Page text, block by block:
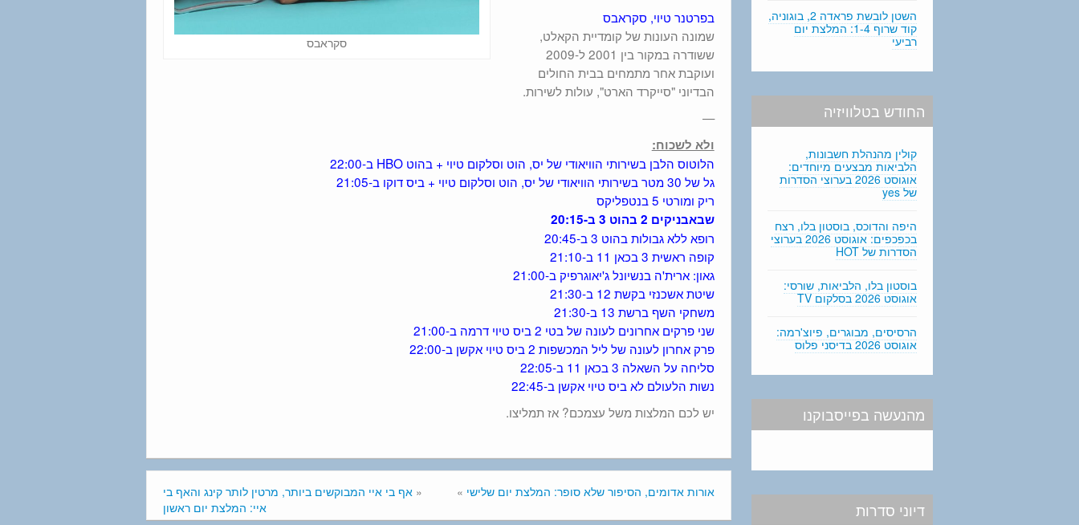
סקראבס
בפרטנר טיוי, סקראבס
שמונה העונות של קומדיית הקאלט,
ששודרה במקור בין 2001 ל-2009
ועוקבת אחר מתמחים בבית החולים
הבדיוני "סייקרד הארט", עולות לשירות.
—
ולא לשכוח:
הלוטוס הלבן בשירותי הוויאודי של יס, הוט וסלקום טיוי + בהוט HBO ב-22:00
גל של 30 מטר בשירותי הוויאודי של יס, הוט וסלקום טיוי + ביס דוקו ב-21:05
ריק ומורטי 5 בנטפליקס
שבאבניקים 2 בהוט 3 ב-20:15
רופא ללא גבולות בהוט 3 ב-20:45
קופה ראשית 3 בכאן 11 ב-21:10
גאון: ארית'ה בנשיונל ג'יאוגרפיק ב-21:00
שיטת אשכנזי בקשת 12 ב-21:30
משחקי השף ברשת 13 ב-21:30
שני פרקים אחרונים לעונה של בטי 2 ביס טיוי דרמה ב-21:00
פרק אחרון לעונה של ליל המכשפות 2 ביס טיוי אקשן ב-22:00
סליחה על השאלה 3 בכאן 11 ב-22:05
נשות הלעולם לא ביס טיוי אקשן ב-22:45
יש לכם המלצות משל עצמכם? אז תמליצו.
« אף בי איי המבוקשים ביותר, מרטין לותר קינג והאף בי
איי: המלצת יום ראשון
אורות אדומים, הסיפור שלא סופר: המלצת יום שלישי »
השטן לובשת פראדה 2, בוגוניה,
קוד שרוף 1-4: המלצת יום
רביעי
החודש בטלוויזיה
קולין מהנהלת חשבונות,
הלביאות מבצעים מיוחדים:
אוגוסט 2026 בערוצי הסדרות
של yes
היפה והדוכס, בוסטון בלו, רצח
בכפכפים: אוגוסט 2026 בערוצי
הסדרות של HOT
בוסטון בלו, הלביאות, שורסי:
אוגוסט 2026 בסלקום TV
הרסיסים, מבוגרים, פיוצ'רמה:
אוגוסט 2026 בדיסני פלוס
מהנעשה בפייסבוקנו
דיוני סדרות